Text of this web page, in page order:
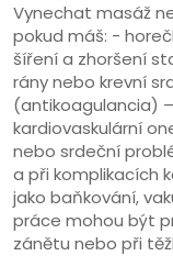
Vynechat masáž
pokud máš: -
šíření a zhoršení
rány nebo krevní
(antikoagulancia)
kardiovaskulární
nebo srdeční
a při komplikacích
jako baňkování,
práce mohou být
zánětu nebo při